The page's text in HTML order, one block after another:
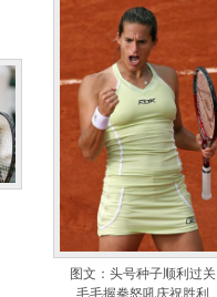
图文：头号种子顺利过关
毛毛握拳怒吼庆祝胜利